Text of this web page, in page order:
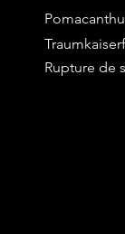
Rupture de